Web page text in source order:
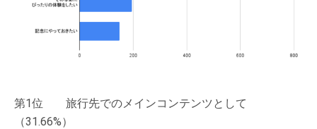
第1位 旅行先でのメインコンテンツとして
（31.66%）